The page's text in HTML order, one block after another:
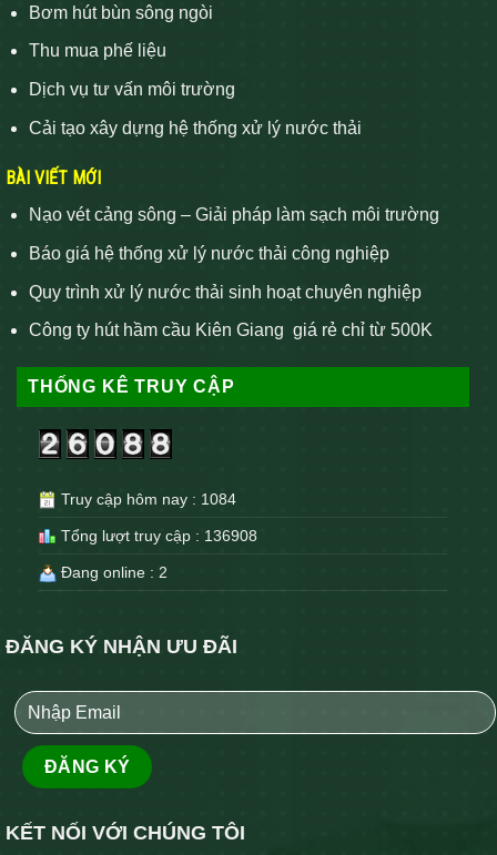
Bơm hút bùn sông ngòi
Thu mua phế liệu
Dịch vụ tư vấn môi trường
Cải tạo xây dựng hệ thống xử lý nước thải
BÀI VIẾT MỚI
Nạo vét cảng sông – Giải pháp làm sạch môi trường
Báo giá hệ thống xử lý nước thải công nghiệp
Quy trình xử lý nước thải sinh hoạt chuyên nghiệp
Công ty hút hầm cầu Kiên Giang giá rẻ chỉ từ 500K
THỐNG KÊ TRUY CẬP
Truy cập hôm nay : 1084
Tổng lượt truy cập : 136908
Đang online : 2
ĐĂNG KÝ NHẬN ƯU ĐÃI
KẾT NỐI VỚI CHÚNG TÔI